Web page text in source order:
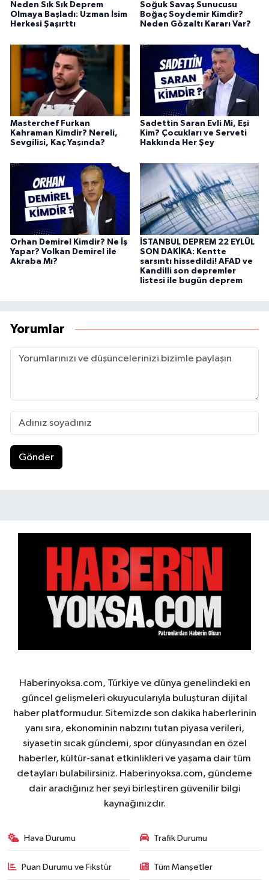
Neden Sık Sık Deprem
Olmaya Başladı: Uzman İsim
Herkesi Şaşırttı
Soğuk Savaş Sunucusu
Boğaç Soydemir Kimdir?
Neden Gözaltı Kararı Var?
Masterchef Furkan
Kahraman Kimdir? Nereli,
Sevgilisi, Kaç Yaşında?
Sadettin Saran Evli Mi, Eşi
Kim? Çocukları ve Serveti
Hakkında Her Şey
Orhan Demirel Kimdir? Ne İş
Yapar? Volkan Demirel ile
Akraba Mı?
İSTANBUL DEPREM 22 EYLÜL
SON DAKİKA: Kentte
sarsıntı hissedildi! AFAD ve
Kandilli son depremler
listesi ile bugün deprem
Yorumlar
Gönder
Haberinyoksa.com, Türkiye ve dünya genelindeki en
güncel gelişmeleri okuyucularıyla buluşturan dijital
haber platformudur. Sitemizde son dakika haberlerinin
yanı sıra, ekonominin nabzını tutan piyasa verileri,
siyasetin sıcak gündemi, spor dünyasından en özel
haberler, kültür-sanat etkinlikleri ve yaşama dair tüm
detayları bulabilirsiniz. Haberinyoksa.com, gündeme
dair aradığınız her şeyi birleştiren güvenilir bilgi
kaynağınızdır.
Hava Durumu Trafik Durumu
Puan Durumu ve Fikstür Tüm Manşetler